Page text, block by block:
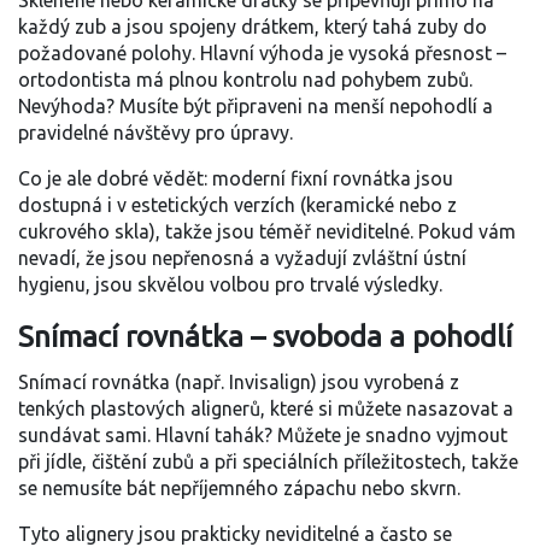
každý zub a jsou spojeny drátkem, který tahá zuby do
požadované polohy. Hlavní výhoda je vysoká přesnost –
ortodontista má plnou kontrolu nad pohybem zubů.
Nevýhoda? Musíte být připraveni na menší nepohodlí a
pravidelné návštěvy pro úpravy.
Co je ale dobré vědět: moderní fixní rovnátka jsou
dostupná i v estetických verzích (keramické nebo z
cukrového skla), takže jsou téměř neviditelné. Pokud vám
nevadí, že jsou nepřenosná a vyžadují zvláštní ústní
hygienu, jsou skvělou volbou pro trvalé výsledky.
Snímací rovnátka – svoboda a pohodlí
Snímací rovnátka (např. Invisalign) jsou vyrobená z
tenkých plastových alignerů, které si můžete nasazovat a
sundávat sami. Hlavní tahák? Můžete je snadno vyjmout
při jídle, čištění zubů a při speciálních příležitostech, takže
se nemusíte bát nepříjemného zápachu nebo skvrn.
Tyto alignery jsou prakticky neviditelné a často se